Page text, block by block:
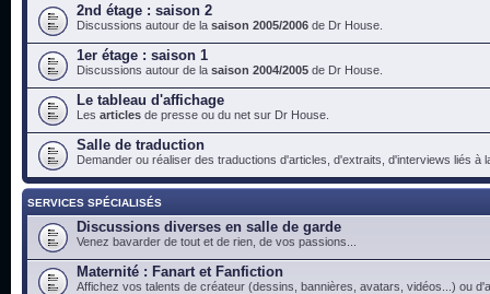
2nd étage : saison 2
Discussions autour de la saison 2005/2006 de Dr House.
1er étage : saison 1
Discussions autour de la saison 2004/2005 de Dr House.
Le tableau d'affichage
Les articles de presse ou du net sur Dr House.
Salle de traduction
Demander ou réaliser des traductions d'articles, d'extraits, d'interviews liés à
SERVICES SPÉCIALISÉS
Discussions diverses en salle de garde
Venez bavarder de tout et de rien, de vos passions...
Maternité : Fanart et Fanfiction
Affichez vos talents de créateur (dessins, bannières, avatars, vidéos...) ou